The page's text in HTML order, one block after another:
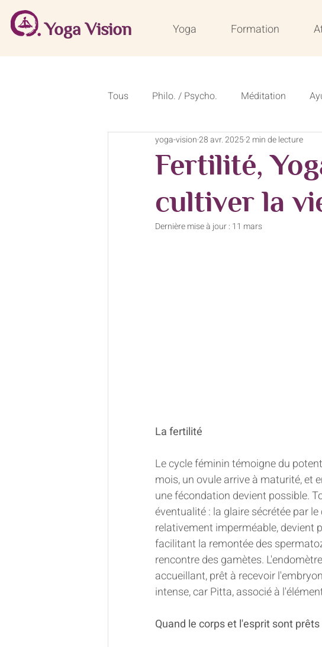
Yoga Vision Yoga Formation
Tous Philo. / Psycho. Méditation
Conseils de saison Recettes
Formations courtes 50 heures
Fertilité,
cultiver la
yoga-vision28 avr. 20252 min de lecture
Dernière mise à jour : 11 mars
La fertilité
Le cycle féminin témoigne du
mois, un ovule arrive à maturité, et
une fécondation devient possible.
éventualité : la glaire sécrétée par
relativement imperméable, devient
facilitant la remontée des
rencontre des gamètes.
accueillant, prêt à recevoir
intense, car Pitta, associé à
Quand le corps et l'esprit sont prêts